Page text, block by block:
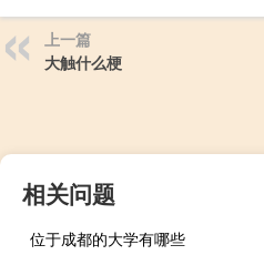
上一篇
大触什么梗
相关问题
位于成都的大学有哪些